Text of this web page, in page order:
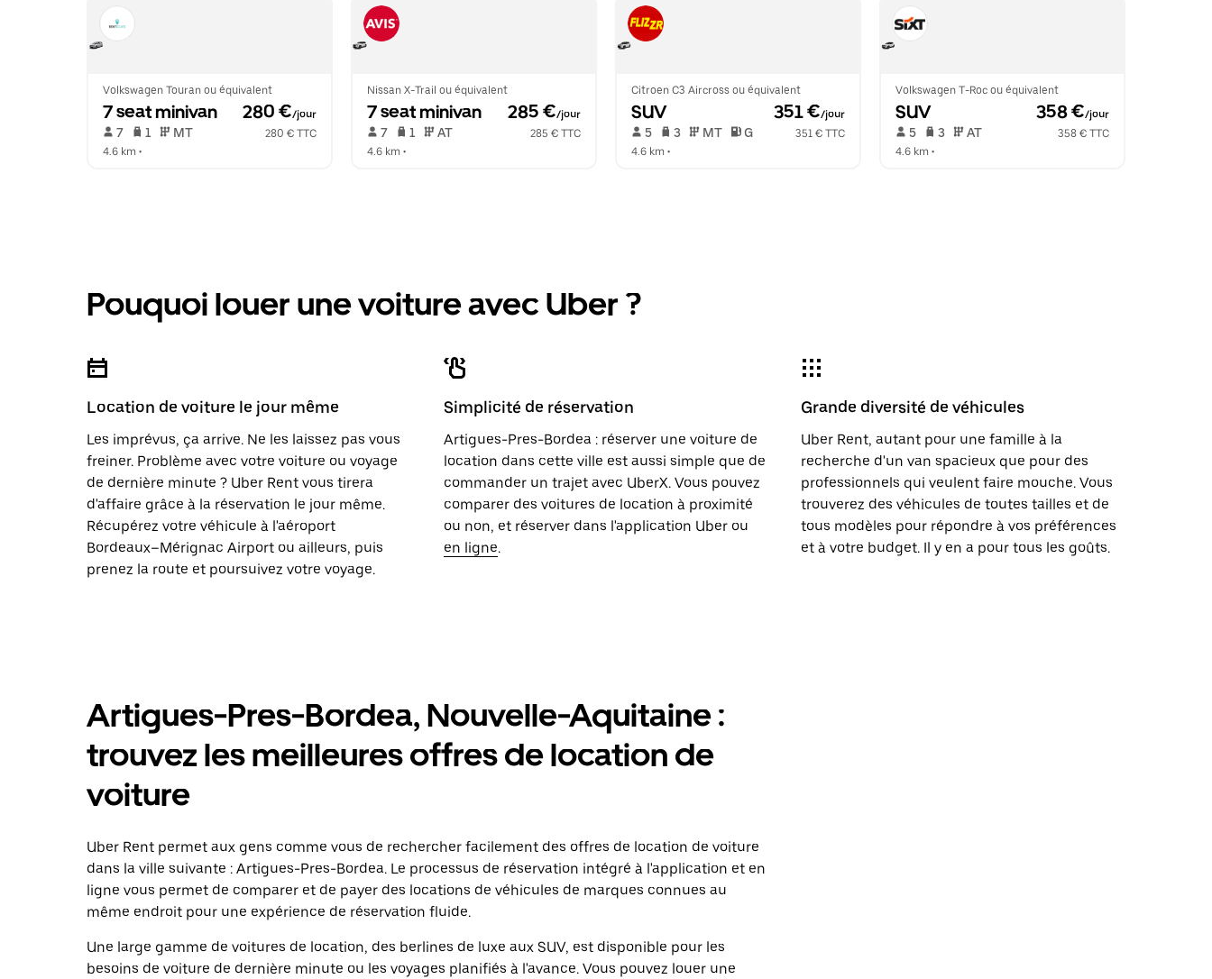
Volkswagen Touran ou équivalent
7 seat minivan 280 €/jour
7 1 MT
280 € TTC
4.6 km •
Nissan X-Trail ou équivalent
7 seat minivan 285 €/jour
7 1 AT
285 € TTC
4.6 km •
Citroen C3 Aircross ou équivalent
SUV 351 €/jour
5 3 MT G
351 € TTC
4.6 km •
Volkswagen T-Roc ou équivalent
SUV 358 €/jour
5 3 AT
358 € TTC
4.6 km •
Pouquoi louer une voiture avec Uber ?
Location de voiture le jour même
Les imprévus, ça arrive. Ne les laissez pas vous
freiner. Problème avec votre voiture ou voyage
de dernière minute ? Uber Rent vous tirera
d'affaire grâce à la réservation le jour même.
Récupérez votre véhicule à l'aéroport
Bordeaux–Mérignac Airport ou ailleurs, puis
prenez la route et poursuivez votre voyage.
Simplicité de réservation
Artigues-Pres-Bordea : réserver une voiture de
location dans cette ville est aussi simple que de
commander un trajet avec UberX. Vous pouvez
comparer des voitures de location à proximité
ou non, et réserver dans l'application Uber ou
en ligne.
Grande diversité de véhicules
Uber Rent, autant pour une famille à la
recherche d'un van spacieux que pour des
professionnels qui veulent faire mouche. Vous
trouverez des véhicules de toutes tailles et de
tous modèles pour répondre à vos préférences
et à votre budget. Il y en a pour tous les goûts.
Artigues-Pres-Bordea, Nouvelle-Aquitaine :
trouvez les meilleures offres de location de
voiture
Uber Rent permet aux gens comme vous de rechercher facilement des offres de location de voiture
dans la ville suivante : Artigues-Pres-Bordea. Le processus de réservation intégré à l'application et en
ligne vous permet de comparer et de payer des locations de véhicules de marques connues au
même endroit pour une expérience de réservation fluide.
Une large gamme de voitures de location, des berlines de luxe aux SUV, est disponible pour les
besoins de voiture de dernière minute ou les voyages planifiés à l'avance. Vous pouvez louer une